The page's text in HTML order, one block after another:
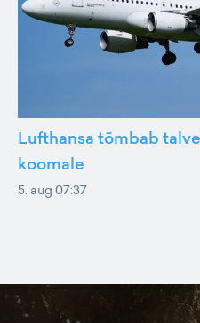
Lufthansa tõmbab
koomale
5. aug 07:37